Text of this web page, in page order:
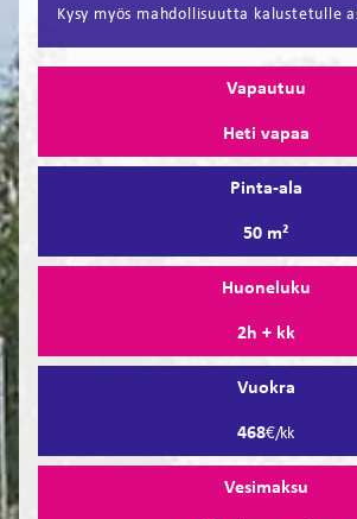
Kysy myös mahdollisuutta kalustetulle
Vapautuu
Heti vapaa
Pinta-ala
50 m²
Huoneluku
2h + kk
Vuokra
468€/kk
Vesimaksu